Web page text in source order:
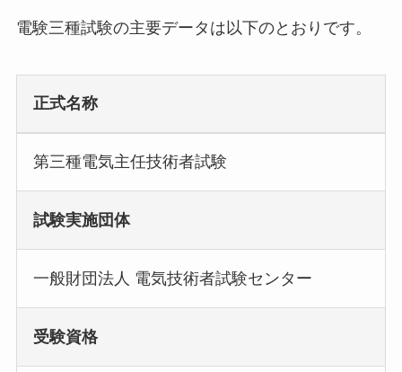
電験三種試験の主要データは以下のとおりです。
正式名称
第三種電気主任技術者試験
試験実施団体
一般財団法人 電気技術者試験センター
受験資格